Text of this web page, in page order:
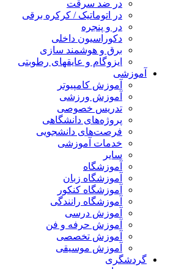
در ضد سرقت
در اتوماتیک / کرکره برقی
در و پنجره
دکوراسیون داخلی
برق و هوشمند سازی
ایزوگام و عایقهای رطوبتی
آموزشی
آموزش کامپیوتر
آموزش ورزشی
تدریس خصوصی
پروژه‌های دانشگاهی
فرصت‌های دانشجویی
خدمات آموزشی
سایر
آموزشگاه
آموزشگاه زبان
آموزشگاه کنکور
آموزشگاه رانندگی
آموزش درسی
آموزش حرفه و فن
آموزش تخصصی
آموزش موسیقی
گردشگری